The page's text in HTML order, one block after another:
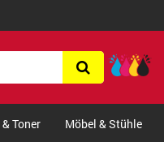
Toner Möbel & Stühle